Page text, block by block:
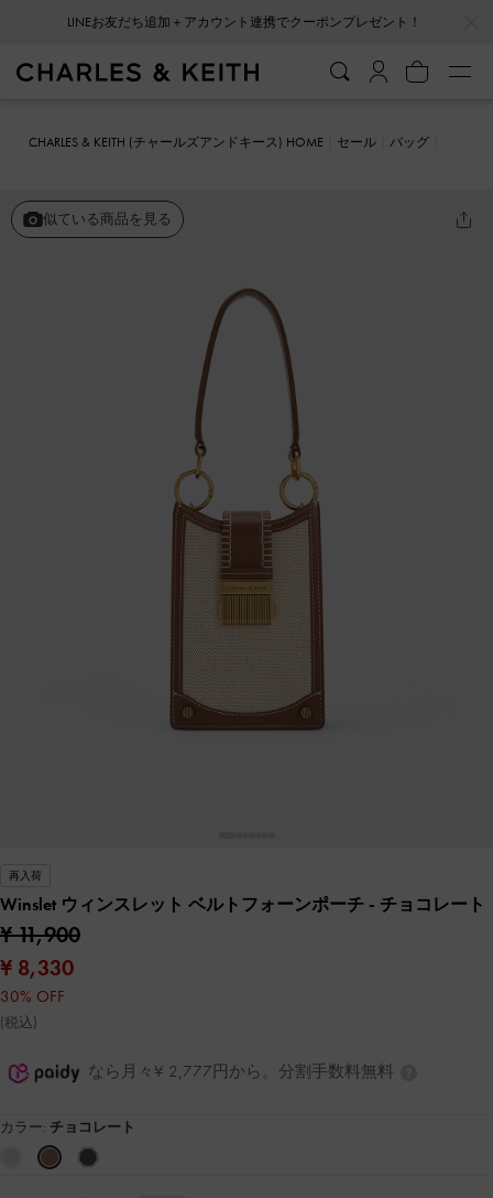
LINEお友だち追加＋アカウント連携でクーポンプレゼント！
CHARLES & KEITH (チャールズアンドキース) HOME セール
バッグ
似ている商品を見る
再入荷
Winslet ウィンスレット ベルトフォーンポーチ - チョコレート
¥ 11,900
¥ 8,330
30% OFF
(税込)
なら月々¥ 2,777円から。分割手数料無料
カラー: チョコレート